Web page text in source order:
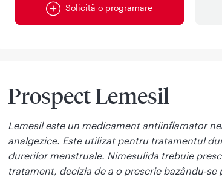
Solicită o programare
Prospect Lemesil
Lemesil este un medicament antiinflamator
analgezice. Este utilizat pentru tratamentul
durerilor menstruale. Nimesulida trebuie
tratament, decizia de a o prescrie bazându-se